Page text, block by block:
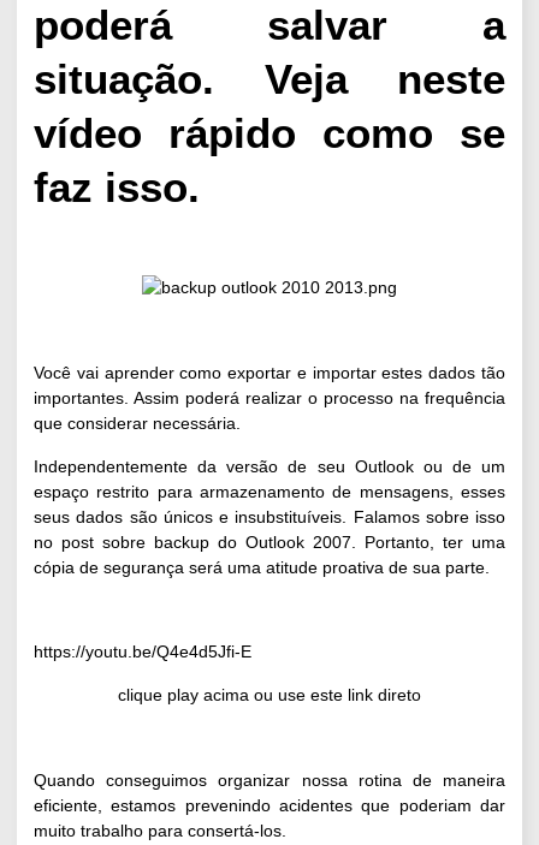
poderá salvar a
situação. Veja neste
vídeo rápido como se
faz isso.
Você vai aprender como exportar e importar estes dados tão
importantes. Assim poderá realizar o processo na frequência
que considerar necessária.
Independentemente da versão de seu Outlook ou de um
espaço restrito para armazenamento de mensagens, esses
seus dados são únicos e insubstituíveis. Falamos sobre isso
no post sobre backup do Outlook 2007 Portanto, ter uma
cópia de segurança será uma atitude proativa de sua parte.
https://youtu.be/Q4e4d5Jfi-E
clique play acima ou use este link direto
Quando conseguimos organizar nossa rotina de maneira
eficiente, estamos prevenindo acidentes que poderiam dar
muito trabalho para consertá-los.